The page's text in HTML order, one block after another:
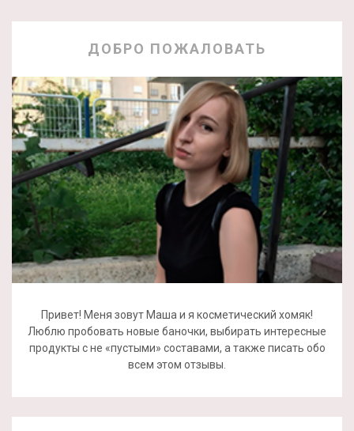
ДОБРО ПОЖАЛОВАТЬ
Привет! Меня зовут Маша и я косметический хомяк!
Люблю пробовать новые баночки, выбирать интересные
продукты с не «пустыми» составами, а также писать обо
всем этом отзывы.